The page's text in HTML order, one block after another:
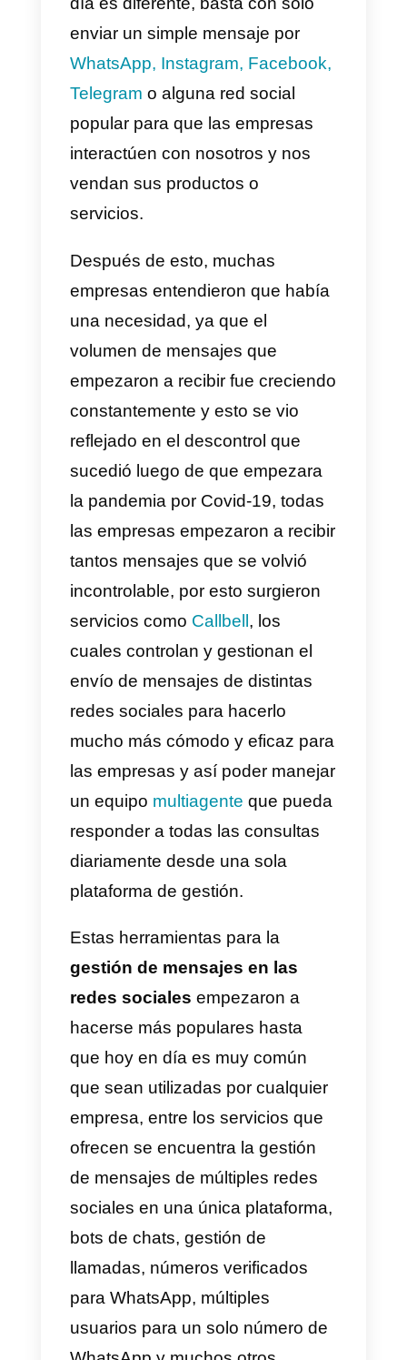
personas ha cambiado y seguirá
cambiando a lo largo de los
próximos años, anteriormente las
personas iban directamente a un
local para poder comprar o
adquirir los servicios que
día es diferente, basta con solo
enviar un simple mensaje por
WhatsApp, Instagram, Facebook,
Telegram o alguna red social
popular para que las empresas
interactúen con nosotros y nos
vendan sus productos o
servicios.
Después de esto, muchas
empresas entendieron que había
una necesidad, ya que el
volumen de mensajes que
empezaron a recibir fue
constantemente y esto se vio
reflejado en el descontrol que
sucedió luego de que empezara
la pandemia por Covid-19, todas
las empresas empezaron a
tantos mensajes que se volvió
incontrolable, por esto surgieron
servicios comoCallbell
cuales controlan y gestionan el
envío de mensajes de distintas
redes sociales para hacerlo
mucho más cómodo y eficaz
las empresas y así poder
un equipomultiagenteque
responder a todas las consultas
diariamente desde una sola